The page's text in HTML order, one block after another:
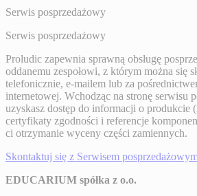
Serwis posprzedażowy
Serwis posprzedażowy
Proludic zapewnia sprawną obsługę
oddanemu zespołowi, z którym można się
telefonicznie, e-mailem lub za
internetowej. Wchodząc na stronę serwisu
uzyskasz dostęp do informacji o produkcie
certyfikaty zgodności i referencje
ci otrzymanie wyceny części zamiennych.
Skontaktuj się z Serwisem
EDUCARIUM spółka z o.o.